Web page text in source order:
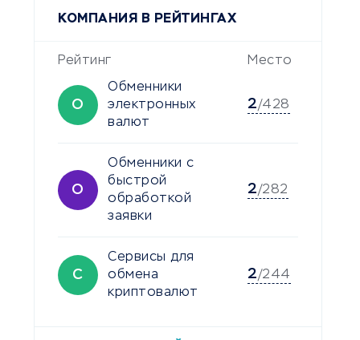
КОМПАНИЯ В РЕЙТИНГАХ
Рейтинг Место
О
Обменники
электронных
валют
2/428
О
Обменники с
быстрой
обработкой
заявки
2/282
С
Сервисы для
обмена
криптовалют
2/244